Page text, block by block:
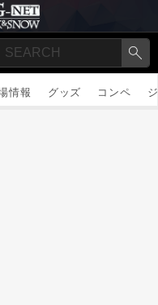
情報 グッズ コンペ